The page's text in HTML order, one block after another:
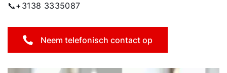
📞+3138 3335087
Neem telefonisch contact op